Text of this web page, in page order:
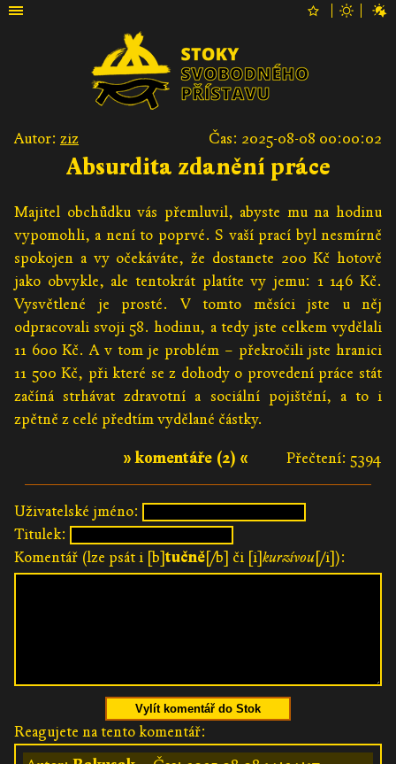
Autor: ziz Čas: 2025-08-08 00:00:02
Absurdita zdanění práce
Majitel obchůdku vás přemluvil, abyste mu na hodinu
vypomohli, a není to poprvé. S vaší prací byl nesmírně
spokojen a vy očekáváte, že dostanete 200 Kč hotově
jako obvykle, ale tentokrát platíte vy jemu: 1 146 Kč.
Vysvětlené je prosté. V tomto měsíci jste u něj
odpracovali svoji 58. hodinu, a tedy jste celkem vydělali
11 600 Kč. A v tom je problém – překročili jste hranici
11 500 Kč, při které se z dohody o provedení práce stát
začíná strhávat zdravotní a sociální pojištění, a to i
zpětně z celé předtím vydělané částky.
Přečtení: 5394
» komentáře (2) «
Uživatelské jméno:
Titulek:
Komentář (lze psát i [b]tučně[/b] či [i]kurzívou[/i]):
Vylít komentář do Stok
Reagujete na tento komentář: